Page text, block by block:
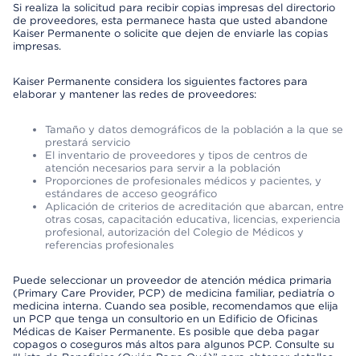
Si realiza la solicitud para recibir copias impresas del directorio
de proveedores, esta permanece hasta que usted abandone
Kaiser Permanente o solicite que dejen de enviarle las copias
impresas.
Kaiser Permanente considera los siguientes factores para
elaborar y mantener las redes de proveedores:
Tamaño y datos demográficos de la población a la que se
prestará servicio
El inventario de proveedores y tipos de centros de
atención necesarios para servir a la población
Proporciones de profesionales médicos y pacientes, y
estándares de acceso geográfico
Aplicación de criterios de acreditación que abarcan, entre
otras cosas, capacitación educativa, licencias, experiencia
profesional, autorización del Colegio de Médicos y
referencias profesionales
Puede seleccionar un proveedor de atención médica primaria
(Primary Care Provider, PCP) de medicina familiar, pediatría o
medicina interna. Cuando sea posible, recomendamos que elija
un PCP que tenga un consultorio en un Edificio de Oficinas
Médicas de Kaiser Permanente. Es posible que deba pagar
copagos o coseguros más altos para algunos PCP. Consulte su